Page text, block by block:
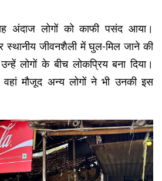
अंदाज लोगों को काफी पसंद आया।
जीवनशैली में घुल-मिल जाने की
लोगों के बीच लोकप्रिय बना दिया।
वहां मौजूद अन्य लोगों ने भी उनकी इस